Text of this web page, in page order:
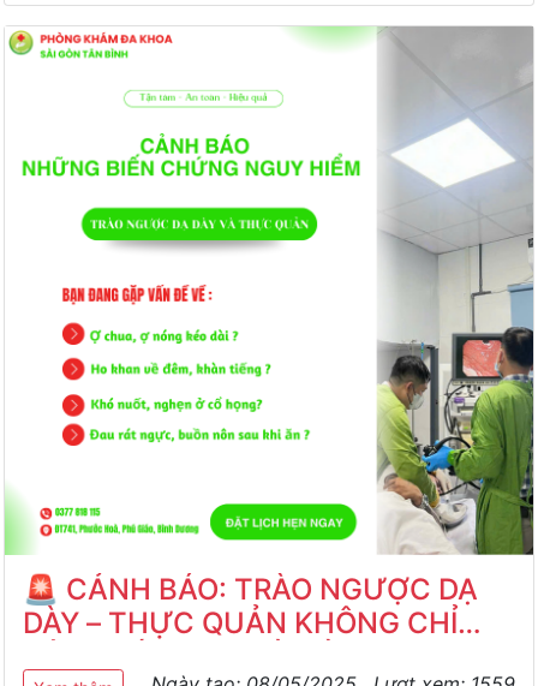
🚨 CẢNH BÁO: TRÀO NGƯỢC DẠ
DÀY – THỰC QUẢN KHÔNG CHỈ